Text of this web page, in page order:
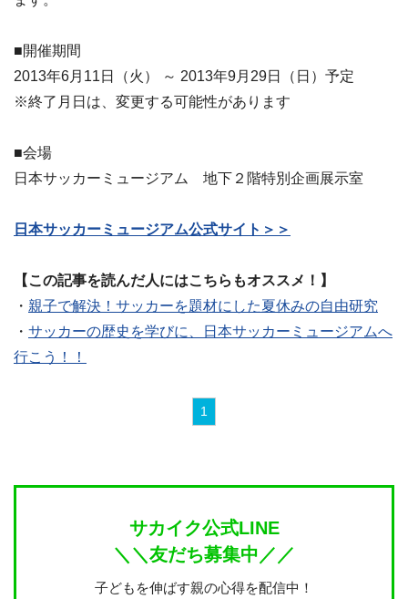
■開催期間
2013年6月11日（火） ～ 2013年9月29日（日）予定
※終了月日は、変更する可能性があります
■会場
日本サッカーミュージアム 地下２階特別企画展示室
日本サッカーミュージアム公式サイト＞＞
【この記事を読んだ人にはこちらもオススメ！】
・ 親子で解決！サッカーを題材にした夏休みの自由研究
・ サッカーの歴史を学びに、日本サッカーミュージアムへ
行こう！！
1
サカイク公式LINE
＼＼友だち募集中／／
子どもを伸ばす親の心得を配信中！